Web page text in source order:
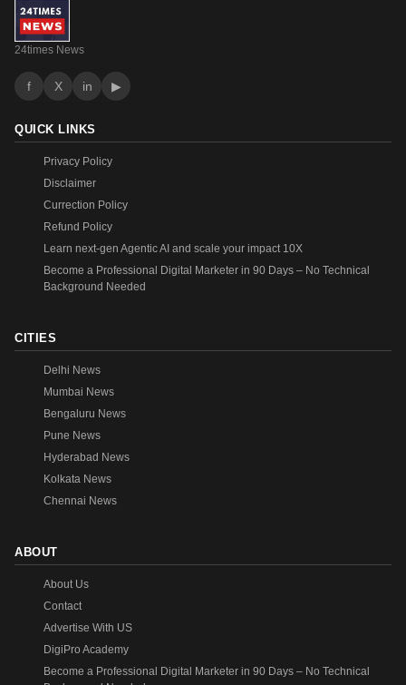
24times News
f X in ▶
QUICK LINKS
Privacy Policy
Disclaimer
Currection Policy
Refund Policy
Learn next-gen Agentic AI and scale your impact 10X
Become a Professional Digital Marketer in 90 Days – No Technical
Background Needed
CITIES
Delhi News
Mumbai News
Bengaluru News
Pune News
Hyderabad News
Kolkata News
Chennai News
ABOUT
About Us
Contact
Advertise With US
DigiPro Academy
Become a Professional Digital Marketer in 90 Days – No Technical